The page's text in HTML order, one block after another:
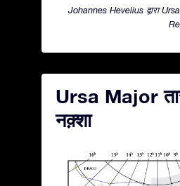
Johannes Hevelius द्वारा
Ursa Major
नक़्शा